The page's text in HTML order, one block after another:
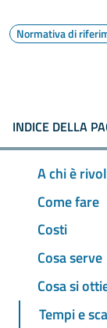
Normativa di
INDICE DELLA
A chi è
Come fare
Costi
Cosa serve
Cosa si
Tempi e